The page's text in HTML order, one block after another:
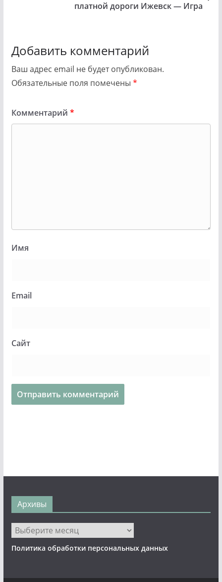
платной дороги Ижевск — Игра
Добавить комментарий
Ваш адрес email не будет опубликован.
Обязательные поля помечены *
Комментарий *
Имя
Email
Сайт
Архивы
Архивы
Политика обработки персональных данных